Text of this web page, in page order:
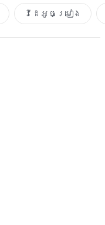
វីដេអូចម្រៀង​